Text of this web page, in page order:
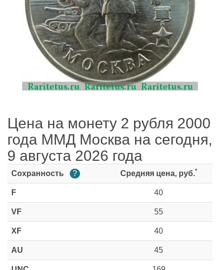
Цена на монету 2 рубля 2000
года ММД Москва на сегодня,
9 августа 2026 года
Сохранность ? Средняя цена, руб.*
F 40
VF 55
XF 40
AU 45